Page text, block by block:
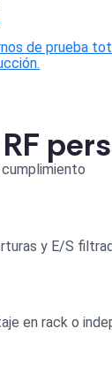
de prueba
y E/S
en rack o